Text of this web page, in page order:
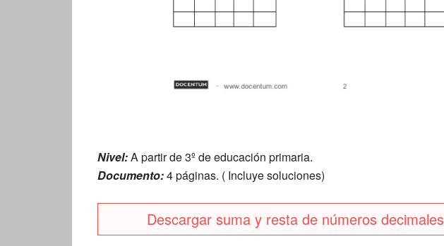
Nivel:A partir de 3º de educación primaria.
Documento:4 páginas. ( Incluye soluciones)
Descargar suma y resta de números decimales